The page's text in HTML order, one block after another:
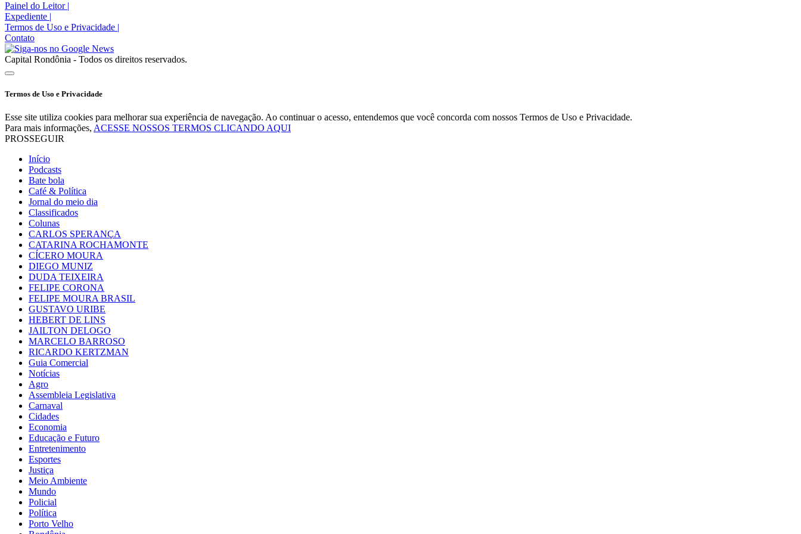
Painel do Leitor |
Expediente |
Termos de Uso e Privacidade |
Contato
Capital Rondônia - Todos os direitos reservados.
Termos de Uso e Privacidade
Esse site utiliza cookies para melhorar sua experiência de navegação. Ao continuar o acesso, entendemos que você concorda com nossos Termos de Uso e Privacidade.
Para mais informações, ACESSE NOSSOS TERMOS CLICANDO AQUI
PROSSEGUIR
Início
Podcasts
Bate bola
Café & Política
Jornal do meio dia
Classificados
Colunas
CARLOS SPERANÇA
CATARINA ROCHAMONTE
CÍCERO MOURA
DIEGO MUNIZ
DUDA TEIXEIRA
FELIPE CORONA
FELIPE MOURA BRASIL
GUSTAVO URIBE
HEBERT DE LINS
JAILTON DELOGO
MARCELO BARROSO
RICARDO KERTZMAN
Guia Comercial
Notícias
Agro
Assembleia Legislativa
Carnaval
Cidades
Economia
Educação e Futuro
Entretenimento
Esportes
Justiça
Meio Ambiente
Mundo
Policial
Política
Porto Velho